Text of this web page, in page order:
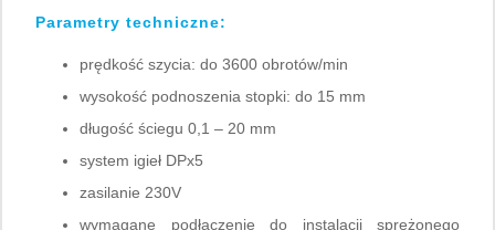
Parametry techniczne:
prędkość szycia: do 3600 obrotów/min
wysokość podnoszenia stopki: do 15 mm
długość ściegu 0,1 – 20 mm
system igieł DPx5
zasilanie 230V
wymagane podłączenie do instalacji sprężonego